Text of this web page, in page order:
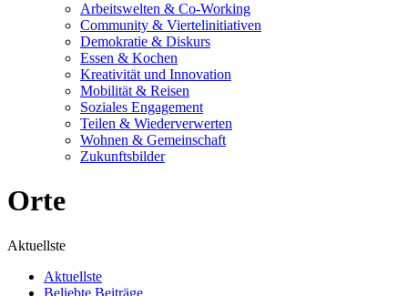
Arbeitswelten & Co-Working
Community & Viertelinitiativen
Demokratie & Diskurs
Essen & Kochen
Kreativität und Innovation
Mobilität & Reisen
Soziales Engagement
Teilen & Wiederverwerten
Wohnen & Gemeinschaft
Zukunftsbilder
Orte
Aktuellste
Aktuellste
Beliebte Beiträge